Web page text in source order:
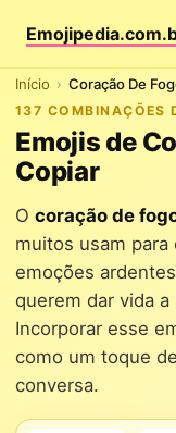
Início Coração De
137 COMBINAÇÕES
Emojis de
Copiar
O coração de
muitos usam para
emoções
querem dar vida
Incorporar esse
como um toque
conversa.